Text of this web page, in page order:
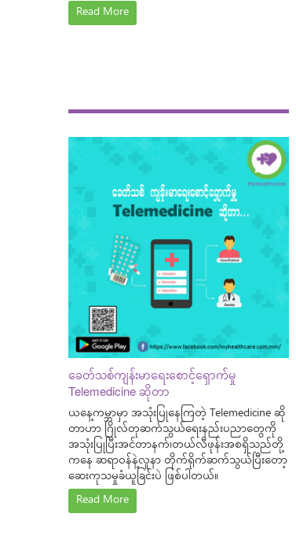
Read More
ခေတ်သစ်ကျန်းမာရေးစောင့်ရှောက်မှု
Telemedicine ဆိုတာ
ယနေ့ကမ္ဘာမှာ အသုံးပြုနေကြတဲ့ Telemedicine ဆို
တာဟာ ဂြိုလ်တုဆက်သွယ်ရေးနည်းပညာတွေကို
အသုံးပြုပြီးအင်တာနက်၊တယ်လီဖုန်းအစရှိသည်တို့
ကနေ ဆရာဝန်နဲ့လူနာ တိုက်ရိုက်ဆက်သွယ်ပြီးတော့
ဆေးကုသမှုခံယူခြင်းပဲ ဖြစ်ပါတယ်။
Read More